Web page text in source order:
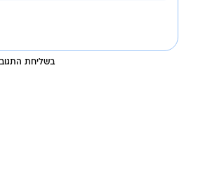
בשליחת